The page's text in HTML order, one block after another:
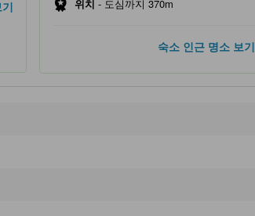
위치 - 도심까지 370m
숙소 인근 명소 보기